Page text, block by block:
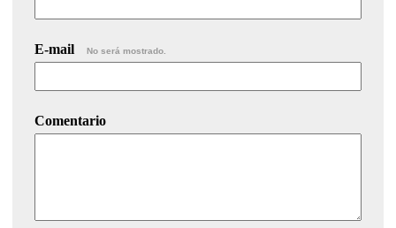
E-mail No será mostrado.
Comentario